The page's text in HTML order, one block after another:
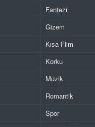
Fantezi
Gizem
Kısa Film
Korku
Müzik
Romantik
Spor